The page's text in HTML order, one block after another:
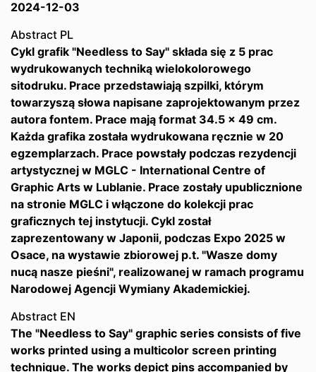
2024-12-03
Abstract PL
Cykl grafik "Needless to Say" składa się z 5 prac
wydrukowanych techniką wielokolorowego
sitodruku. Prace przedstawiają szpilki, którym
towarzyszą słowa napisane zaprojektowanym przez
autora fontem. Prace mają format 34.5 x 49 cm.
Każda grafika została wydrukowana ręcznie w 20
egzemplarzach. Prace powstały podczas rezydencji
artystycznej w MGLC - International Centre of
Graphic Arts w Lublanie. Prace zostały upublicznione
na stronie MGLC i włączone do kolekcji prac
graficznych tej instytucji. Cykl został
zaprezentowany w Japonii, podczas Expo 2025 w
Osace, na wystawie zbiorowej p.t. "Wasze domy
nucą nasze pieśni", realizowanej w ramach programu
Narodowej Agencji Wymiany Akademickiej.
Abstract EN
The "Needless to Say" graphic series consists of five
works printed using a multicolor screen printing
technique. The works depict pins accompanied by